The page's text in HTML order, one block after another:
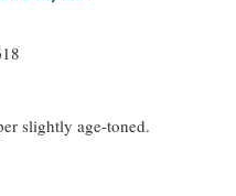
slightly age-toned.